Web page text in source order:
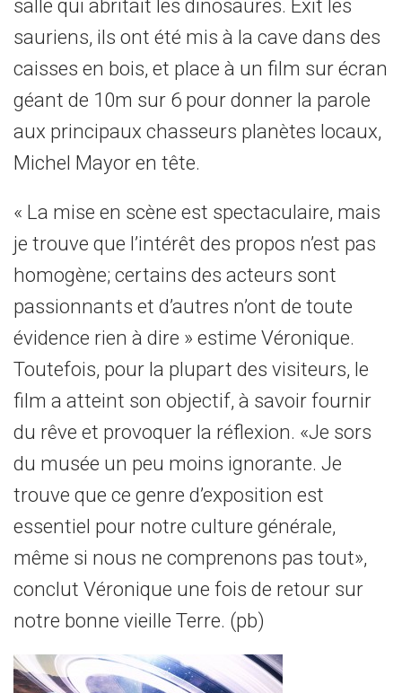
salle qui abritait les dinosaures. Exit les
sauriens, ils ont été mis à la cave dans des
caisses en bois, et place à un film sur écran
géant de 10m sur 6 pour donner la parole
aux principaux chasseurs planètes locaux,
Michel Mayor en tête.
« La mise en scène est spectaculaire, mais
je trouve que l’intérêt des propos n’est pas
homogène; certains des acteurs sont
passionnants et d’autres n’ont de toute
évidence rien à dire » estime Véronique.
Toutefois, pour la plupart des visiteurs, le
film a atteint son objectif, à savoir fournir
du rêve et provoquer la réflexion. «Je sors
du musée un peu moins ignorante. Je
trouve que ce genre d’exposition est
essentiel pour notre culture générale,
même si nous ne comprenons pas tout»,
conclut Véronique une fois de retour sur
notre bonne vieille Terre. (pb)